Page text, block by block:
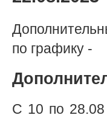
по графику -
С 10 по 28.08